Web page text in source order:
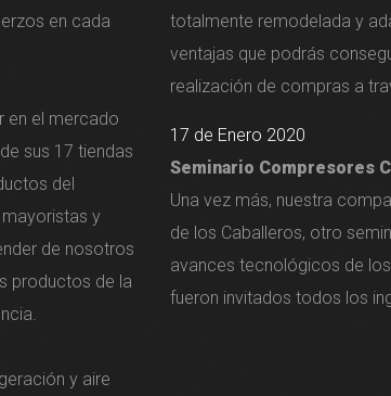
en cada
en el mercado
sus 17 tiendas
del
y
de nosotros
productos de la
y aire
totalmente remodelada y
ventajas que podrás
realización de compras a
17 de Enero 2020
Seminario Compresores
Una vez más, nuestra
de los Caballeros, otro
avances tecnológicos de
fueron invitados todos los